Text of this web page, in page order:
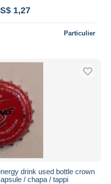
1,27
Particulier
drink used bottle crown
/ chapa / tappi